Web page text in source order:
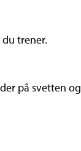
trener.
på svetten og